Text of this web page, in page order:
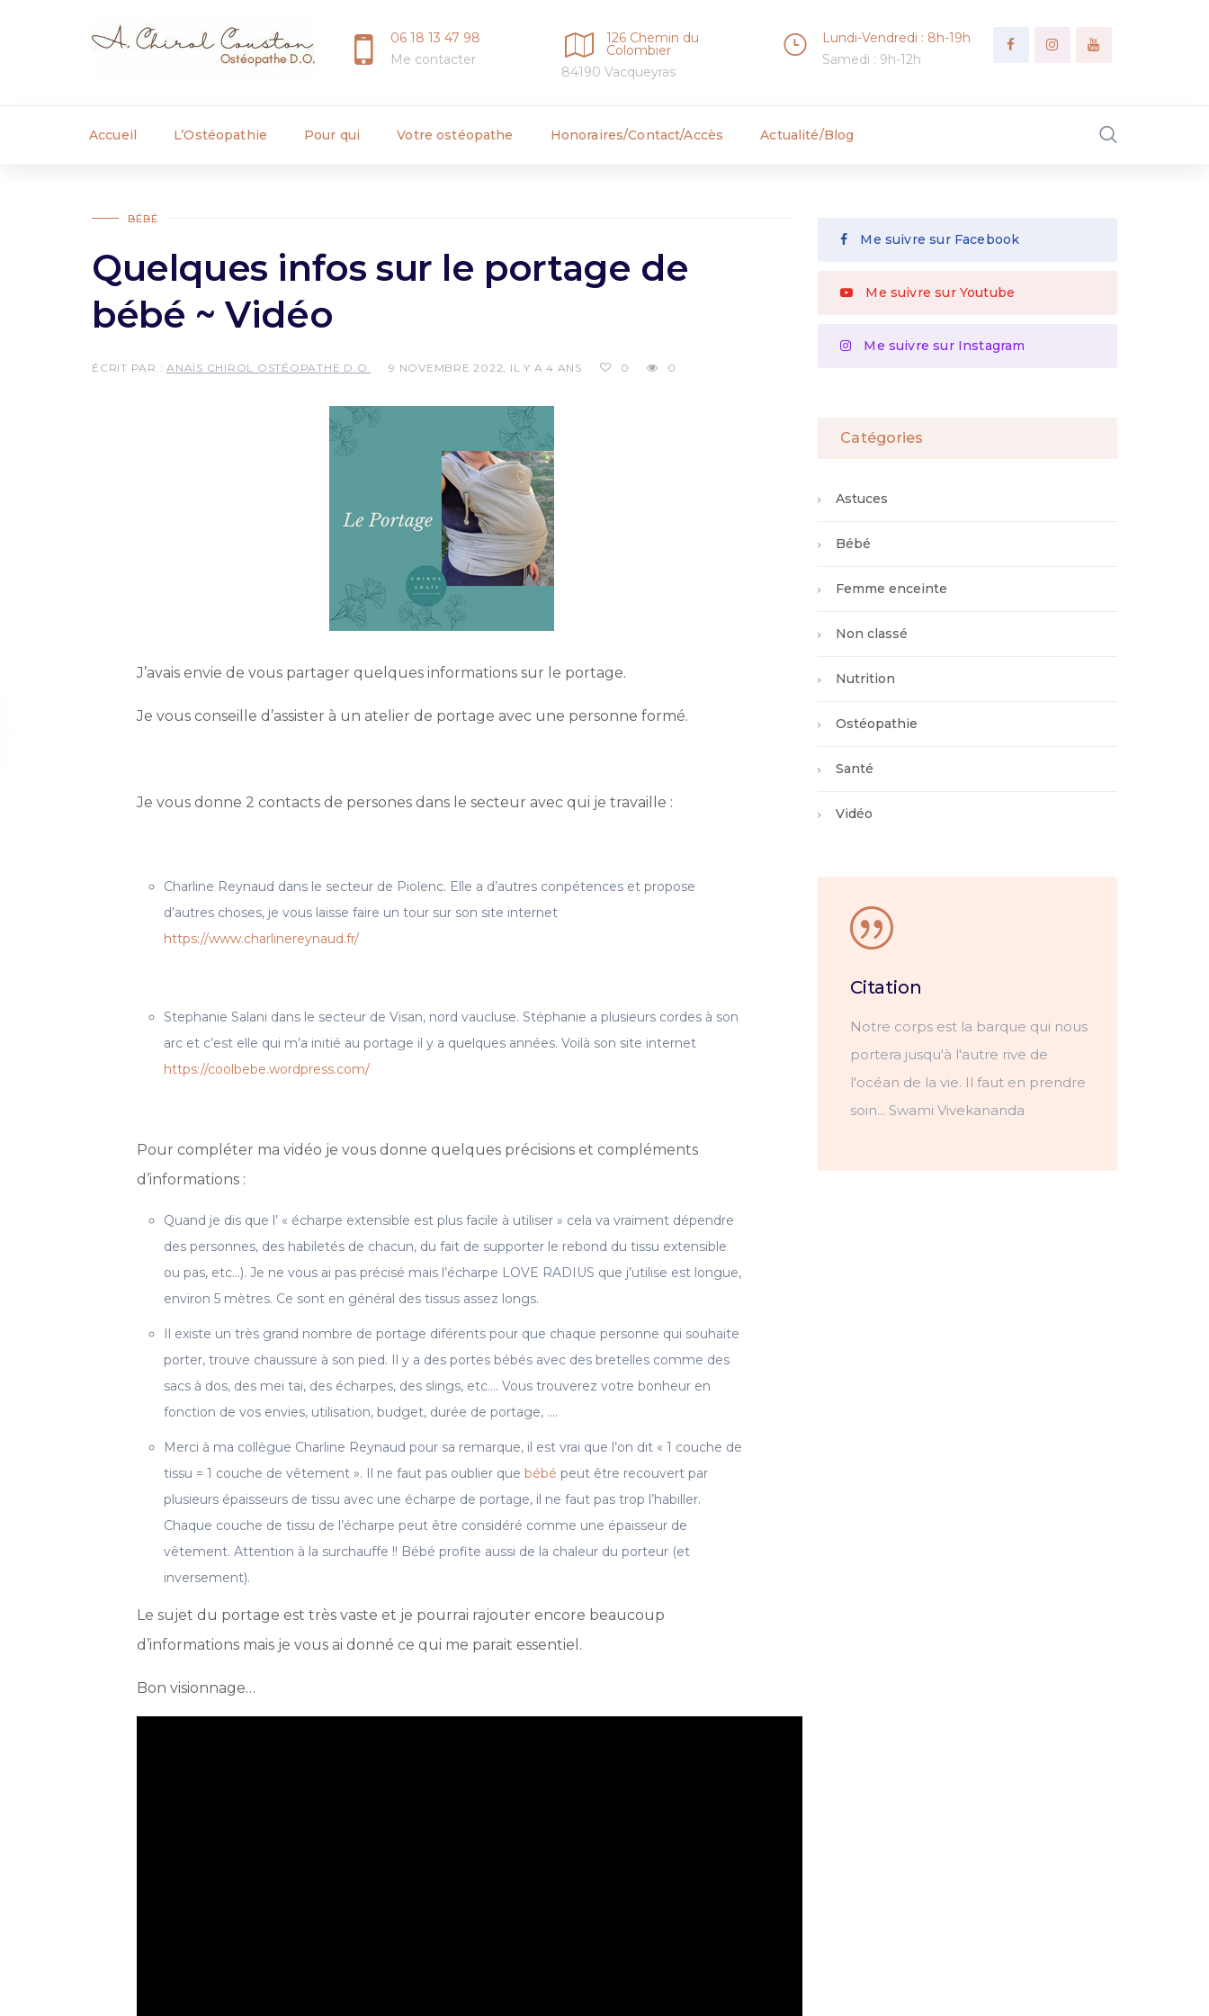
06 18 13 47 98
Me contacter
126 Chemin du
Colombier
84190 Vacqueyras
Lundi-Vendredi : 8h-19h
Samedi : 9h-12h
Accueil L’Ostéopathie Pour qui Votre ostéopathe Honoraires/Contact/Accès Actualité/Blog
BÉBÉ
Quelques infos sur le portage de
bébé ~ Vidéo
ÉCRIT PAR : ANAÏS CHIROL OSTÉOPATHE D.O. 9 NOVEMBRE 2022, IL Y A 4 ANS 0 0
J’avais envie de vous partager quelques informations sur le portage.
Je vous conseille d’assister à un atelier de portage avec une personne formé.
Je vous donne 2 contacts de persones dans le secteur avec qui je travaille :
Charline Reynaud dans le secteur de Piolenc. Elle a d’autres conpétences et propose
d’autres choses, je vous laisse faire un tour sur son site internet
https://www.charlinereynaud.fr/
Stephanie Salani dans le secteur de Visan, nord vaucluse. Stéphanie a plusieurs cordes à son
arc et c’est elle qui m’a initié au portage il y a quelques années. Voilà son site internet
https://coolbebe.wordpress.com/
Pour compléter ma vidéo je vous donne quelques précisions et compléments
d’informations :
Quand je dis que l’ « écharpe extensible est plus facile à utiliser » cela va vraiment dépendre
des personnes, des habiletés de chacun, du fait de supporter le rebond du tissu extensible
ou pas, etc…). Je ne vous ai pas précisé mais l’écharpe LOVE RADIUS que j’utilise est longue,
environ 5 mètres. Ce sont en général des tissus assez longs.
Il existe un très grand nombre de portage diférents pour que chaque personne qui souhaite
porter, trouve chaussure à son pied. Il y a des portes bébés avec des bretelles comme des
sacs à dos, des mei tai, des écharpes, des slings, etc…. Vous trouverez votre bonheur en
fonction de vos envies, utilisation, budget, durée de portage, ….
Merci à ma collègue Charline Reynaud pour sa remarque, il est vrai que l’on dit « 1 couche de
tissu = 1 couche de vêtement ». Il ne faut pas oublier que bébé peut être recouvert par
plusieurs épaisseurs de tissu avec une écharpe de portage, il ne faut pas trop l’habiller.
Chaque couche de tissu de l’écharpe peut être considéré comme une épaisseur de
vêtement. Attention à la surchauffe !! Bébé profite aussi de la chaleur du porteur (et
inversement).
Le sujet du portage est très vaste et je pourrai rajouter encore beaucoup
d’informations mais je vous ai donné ce qui me parait essentiel.
Bon visionnage…
Me suivre sur Facebook
Me suivre sur Youtube
Me suivre sur Instagram
Catégories
Astuces
Bébé
Femme enceinte
Non classé
Nutrition
Ostéopathie
Santé
Vidéo
Citation
Notre corps est la barque qui nous
portera jusqu'à l'autre rive de
l'océan de la vie. Il faut en prendre
soin... Swami Vivekananda